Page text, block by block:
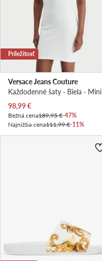
Príležitosť
Versace Jeans Couture
Každodenné šaty · Biela · Mini
Aktuálna cena
98,99€
Bežná cena189,95 €-47%
Najnižšia cena111,99 €-11%